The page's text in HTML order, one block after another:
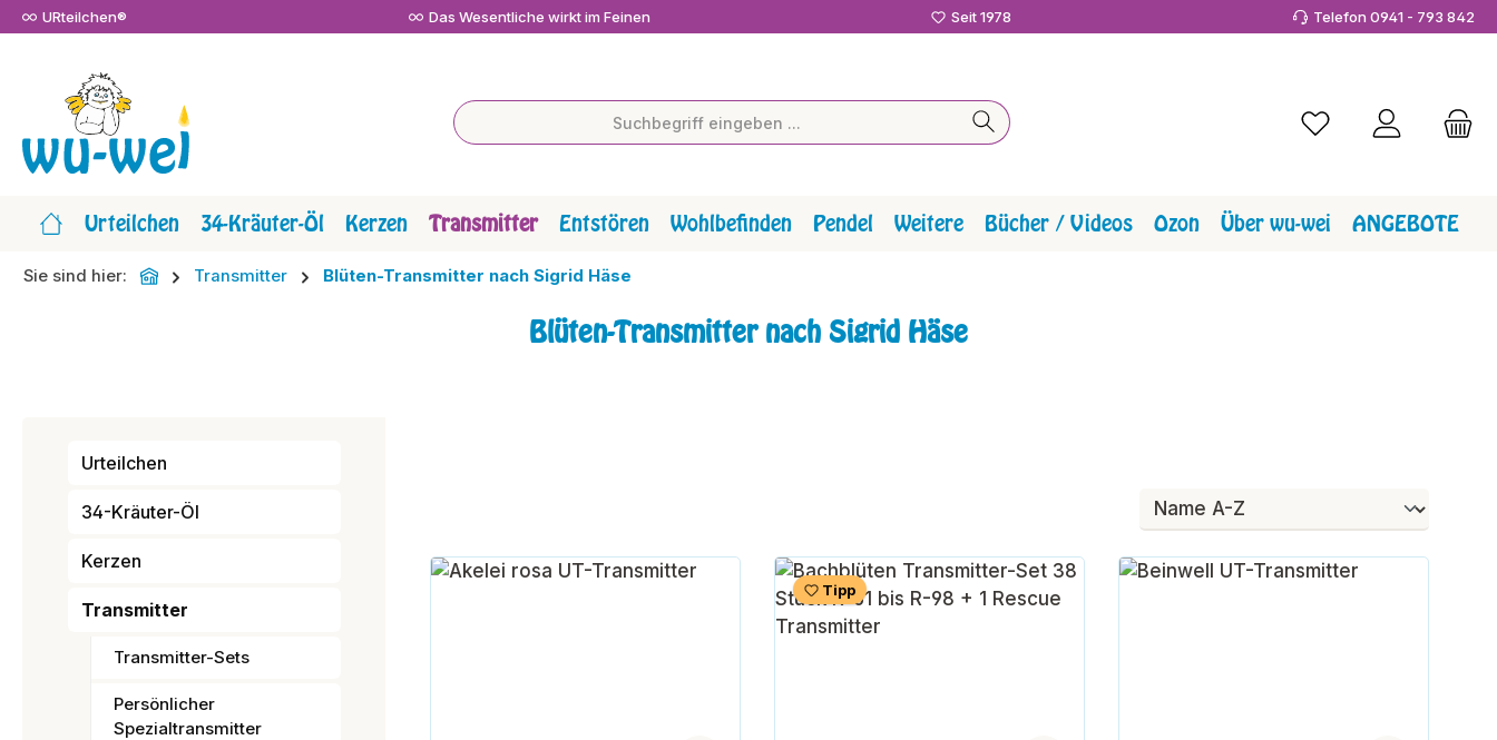
Hauptinhalt springen
Zur Suche springen
Zur Hauptnavigation springen
URteilchen® Das Wesentliche wirkt im Feinen Seit 1978 Telefon 0941 - 793 842
Du hast 0 Produkte
Urteilchen 34-Kräuter-Öl Kerzen Transmitter Entstören Wohlbefinden Pendel Weitere Bücher / Videos Ozon Über wu-wei ANGEBOTE
Sie sind hier: Transmitter Blüten-Transmitter nach Sigrid Häse
Blüten-Transmitter nach Sigrid Häse
Urteilchen
34-Kräuter-Öl
Kerzen
Transmitter
Transmitter-Sets
Persönlicher
Spezialtransmitter
Tipp